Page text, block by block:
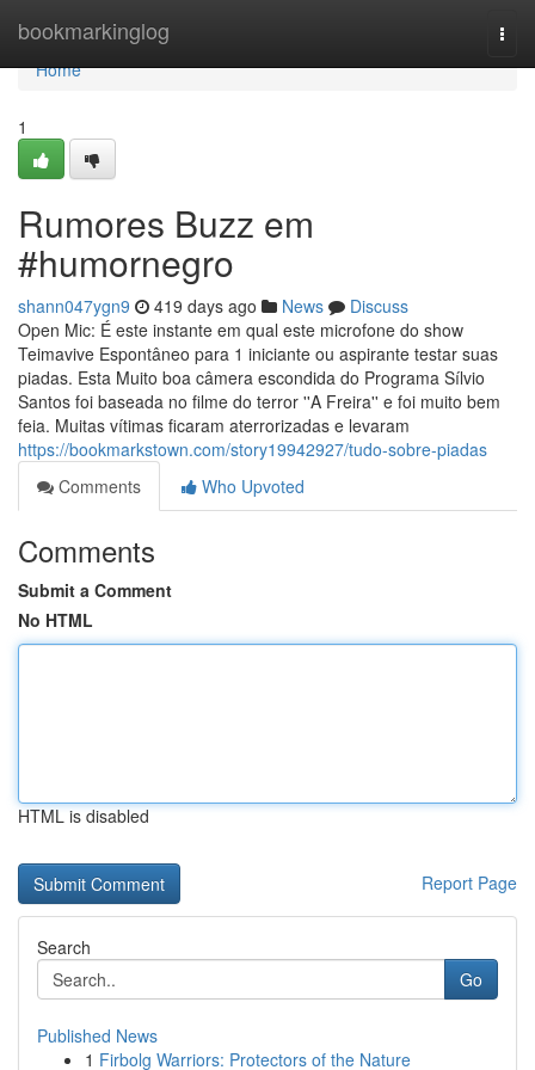
bookmarkinglog
Home
Home
1
Rumores Buzz em
#humornegro
shann047ygn9 419 days ago News
Discuss
Open Mic: É este instante em qual este microfone do show
Teimavive Espontâneo para 1 iniciante ou aspirante testar suas
piadas. Esta Muito boa câmera escondida do Programa Sílvio
Santos foi baseada no filme do terror ''A Freira'' e foi muito bem
feia. Muitas vítimas ficaram aterrorizadas e levaram
https://bookmarkstown.com/story19942927/tudo-sobre-piadas
Comments
Who Upvoted
Comments
Submit a Comment
No HTML
HTML is disabled
Report Page
Search
Go
Published News
1 Firbolg Warriors: Protectors of the Nature